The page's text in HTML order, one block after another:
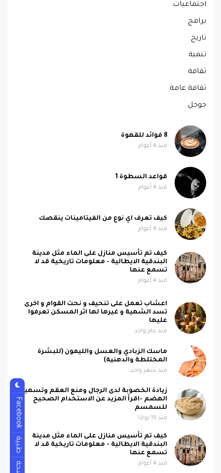
اجتماعيات
برامج
تاريخ
تنمية
ثقافة
ثقافة عامة
جوجل
8 فوائد للقهوة
منذ 4 أعوام
قواعد السطوة 1
منذ 4 أعوام
كيف تعرف اي نوع من الفيتامينات ينقصك
منذ 4 أعوام
كيف تم تأسيس منازل على الماء مثل مدينة
البندقية الايطالية - معلومات تاريخية قد لا
تسمع عنها
منذ 4 أعوام
اعشاب تعمل على تنحيف و نحت القوام و اخرى
تسد الشهية و غيرها لها اثر المسكن تعرفوا
عليها
منذ عام واحد
ماسك الزبادي والعسل والليمون (للبشرة
المختلطة والدهنية)
منذ شهر واحد
زيادة الخصوبة لدى الرجال ومنع العقم وتسهيل
الهضم -اقرأ المزيد عن الاستخدام الصحيح
للسمسم
منذ 19 يومًا
كيف تم تأسيس منازل على الماء مثل مدينة
البندقية الايطالية - معلومات تاريخية قد لا
تسمع عنها
منذ 4 أعوام
Facebook
طبية
صحة